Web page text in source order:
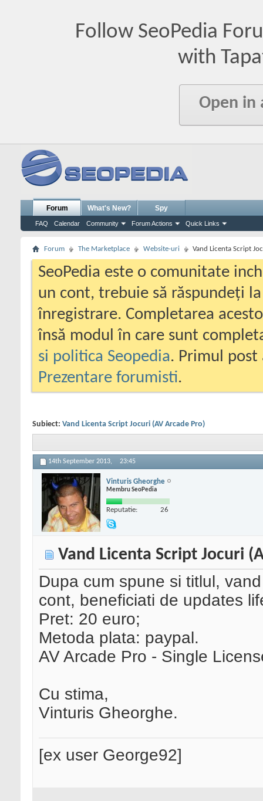
Follow SeoPedia
with
Open in
Forum
FAQ Calendar Community Forum Actions Quick Links
What's New? Spy
Forum The Marketplace Website-uri Vand Licenta Script
SeoPedia este o comunitate
un cont, trebuie să răspundeți
înregistrare. Completarea
însă modul în care sunt
si politica Seopedia. Primul
Prezentare forumisti.
Subiect: Vand Licenta Script Jocuri (AV Arcade Pro)
14th September 2013, 23:45
Vinturis Gheorghe
Membru SeoPedia
Reputatie: 26
Vand Licenta Script Jocuri
Dupa cum spune si titlul,
cont, beneficiati de updates
Pret: 20 euro;
Metoda plata: paypal.
AV Arcade Pro - Single
Cu stima,
Vinturis Gheorghe.
[ex user George92]